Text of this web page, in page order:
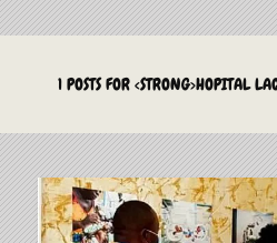
LE TAMTAM
La Culture du Mboa Dévoilée !
1 POSTS FOR <STRONG>HOPITAL